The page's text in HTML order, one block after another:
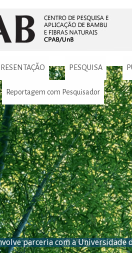
PESQUISA
Reportagem com Pesquisador